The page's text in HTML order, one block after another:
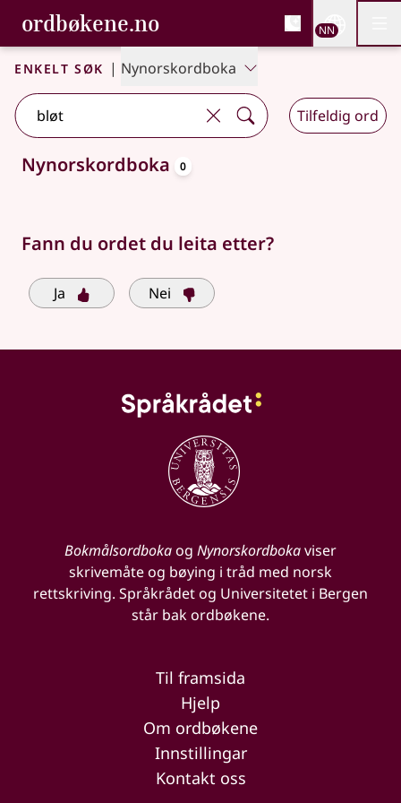
Gå til hovudinnhald
Tilgjenge
ordbøkene.no, Bokmålsordboka og
Bokmålsordboka og Nynorskordboka
NN
Enkelt søk | Nynorskordboka
Tilfeldig ord
Søkjeforslag tilgjengelege
Nynorskordboka 0
Fann du ordet du leita etter?
Ja Nei
Bokmålsordbokaog Nynorskordbokaviser
skrivemåte og bøying i tråd med norsk
rettskriving. Språkrådet og Universitetet i Bergen
står bak ordbøkene.
Til framsida
Hjelp
Om ordbøkene
Innstillingar
Kontakt oss